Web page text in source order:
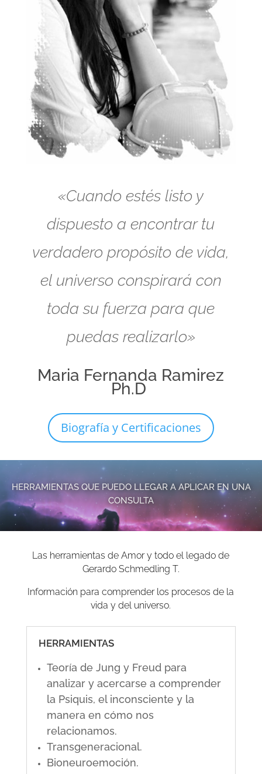
«Cuando estés listo y
dispuesto a encontrar tu
verdadero propósito de vida,
el universo conspirará con
toda su fuerza para que
puedas realizarlo»
Maria Fernanda Ramirez
Ph.D
Biografía y Certificaciones
HERRAMIENTAS QUE PUEDO LLEGAR A APLICAR EN UNA
CONSULTA
Las herramientas de Amor y todo el legado de
Gerardo Schmedling T.
Información para comprender los procesos de la
vida y del universo.
HERRAMIENTAS
Teoría de Jung y Freud para
analizar y acercarse a comprender
la Psiquis, el inconsciente y la
manera en cómo nos
relacionamos.
Transgeneracional.
Bioneuroemoción.